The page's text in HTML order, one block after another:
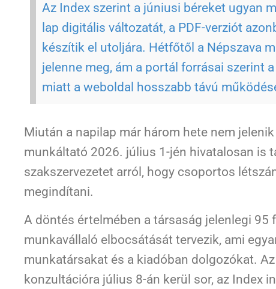
Az Index szerint a júniusi béreket ugyan
lap digitális változatát, a PDF-verziót
készítik el utoljára. Hétfőtől a Népszava
jelenne meg, ám a portál forrásai szerint
miatt a weboldal hosszabb távú
Miután a napilap már három hete nem
munkáltató 2026. július 1-jén hivatalosan is
szakszervezetet arról, hogy csoportos
megindítani.
A döntés értelmében a társaság jelenlegi 95
munkavállaló elbocsátását tervezik, ami
munkatársakat és a kiadóban dolgozókat.
konzultációra július 8-án kerül sor, az Index